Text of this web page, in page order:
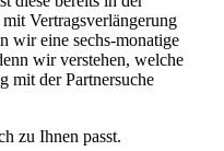
Vertragsverlängerung
wir eine sechs-monatige
wir verstehen, welche
mit der Partnersuche
zu Ihnen passt.